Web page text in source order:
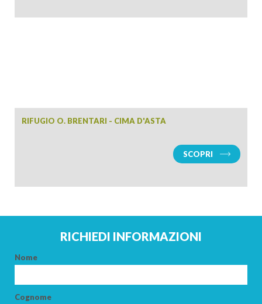
RIFUGIO O. BRENTARI - CIMA D'ASTA
SCOPRI
RICHIEDI INFORMAZIONI
Nome
Cognome